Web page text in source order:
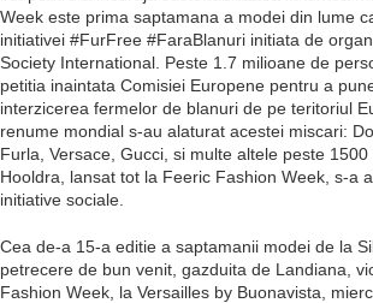
Week este prima saptamana a modei din lume
initiativei #FurFree #FaraBlanuri initiata de
Society International. Peste 1.7 milioane de
petitia inaintata Comisiei Europene pentru a
interzicerea fermelor de blanuri de pe teritoriul
renume mondial s-au alaturat acestei miscari:
Furla, Versace, Gucci, si multe altele peste
Hooldra, lansat tot la Feeric Fashion Week, s-a
initiative sociale.
Cea de-a 15-a editie a saptamanii modei de la
petrecere de bun venit, gazduita de Landiana,
Fashion Week, la Versailles by Buonavista,